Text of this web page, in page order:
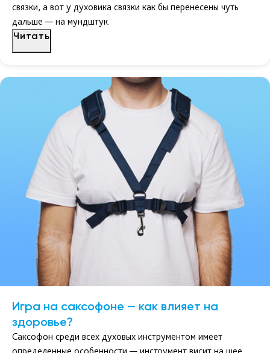
связки, а вот у духовика связки как бы перенесены чуть
дальше — на мундштук.
Читать
Игра на саксофоне — как влияет на
здоровье?
Саксофон среди всех духовых инструментом имеет